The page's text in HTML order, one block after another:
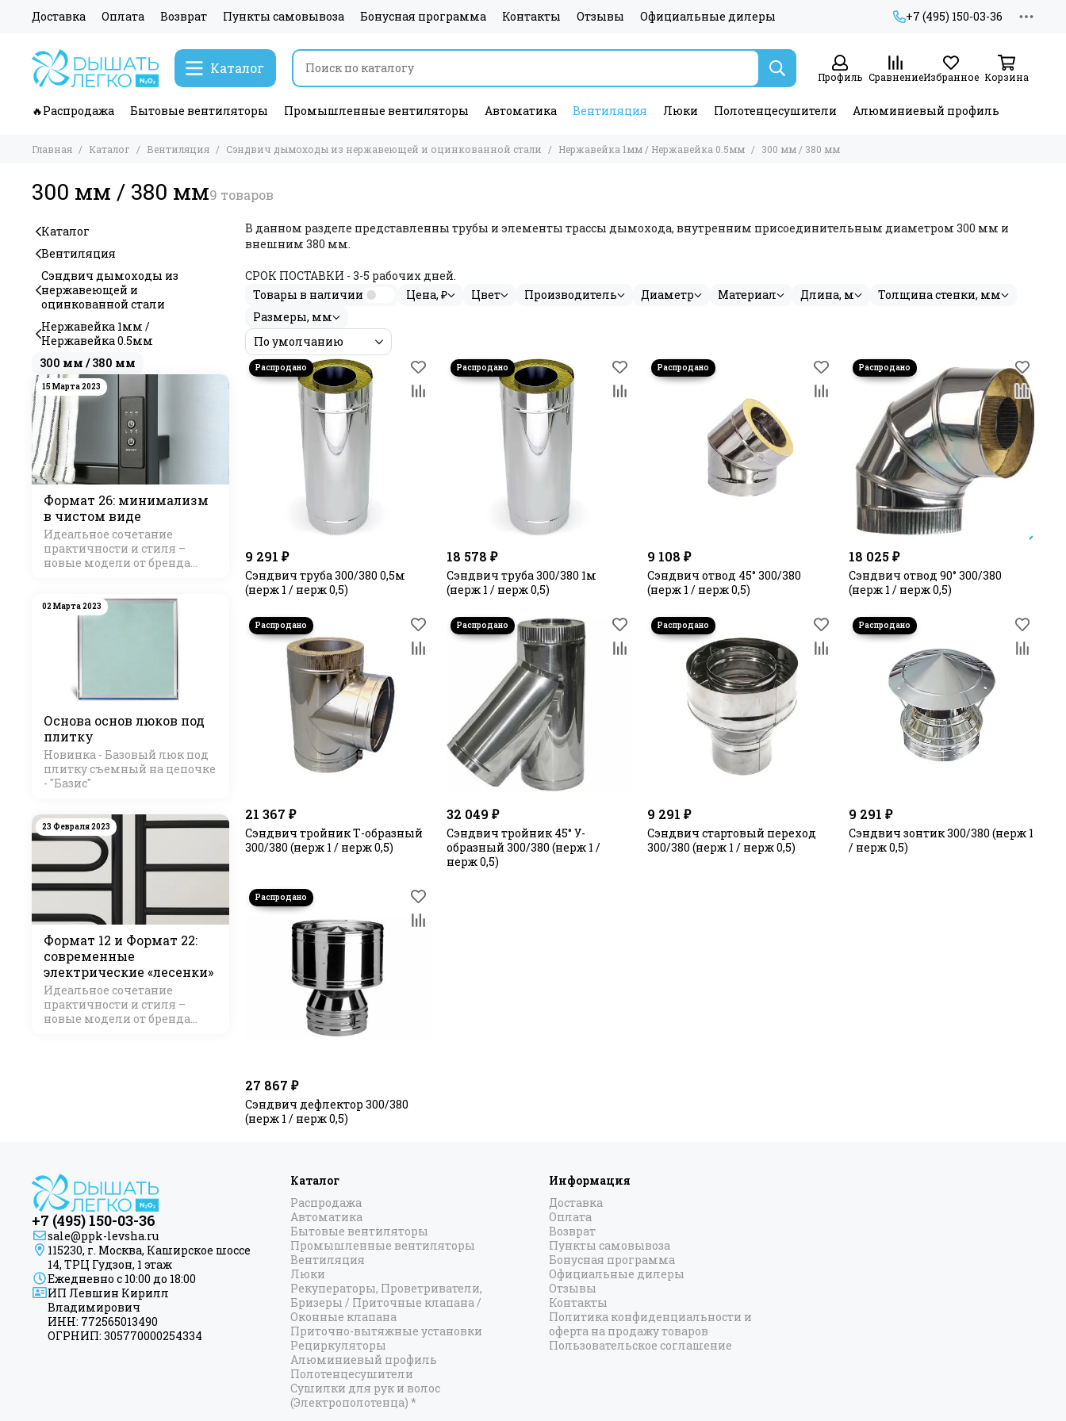
Доставка Оплата Возврат Пункты самовывоза Бонусная программа Контакты Отзывы Официальные дилеры +7 (495) 150-03-36
Каталог
Профиль СравнениеИзбранное Корзина
🔥Распродажа Бытовые вентиляторы Промышленные вентиляторы Автоматика Вентиляция Люки Полотенцесушители Алюминиевый профиль
Главная Каталог Вентиляция Сэндвич дымоходы из нержавеющей и оцинкованной стали Нержавейка 1мм / Нержавейка 0.5мм 300 мм / 380 мм
300 мм / 380 мм
В данном разделе представленны трубы и элементы трассы дымохода, внутренним присоединительным диаметром 300 мм и
внешним 380 мм.
СРОК ПОСТАВКИ - 3-5 рабочих дней.
Товары в наличии
Цена, ₽ Цвет Производитель Диаметр Материал Длина, м
Толщина стенки, мм
Размеры, мм
9 291 ₽
Сэндвич труба 300/380 0,5м
(нерж 1 / нерж 0,5)
18 578 ₽
Сэндвич труба 300/380 1м
(нерж 1 / нерж 0,5)
9 108 ₽
Сэндвич отвод 45° 300/380
(нерж 1 / нерж 0,5)
18 025 ₽
Сэндвич отвод 90° 300/380
(нерж 1 / нерж 0,5)
21 367 ₽
Сэндвич тройник Т-образный
300/380 (нерж 1 / нерж 0,5)
32 049 ₽
Сэндвич тройник 45° У-
образный 300/380 (нерж 1 /
нерж 0,5)
9 291 ₽
Сэндвич стартовый переход
300/380 (нерж 1 / нерж 0,5)
9 291 ₽
Сэндвич зонтик 300/380 (нерж 1
/ нерж 0,5)
27 867 ₽
Сэндвич дефлектор 300/380
(нерж 1 / нерж 0,5)
Каталог
Вентиляция
Сэндвич дымоходы из
нержавеющей и
оцинкованной стали
Нержавейка 1мм /
Нержавейка 0.5мм
300 мм / 380 мм
15 Марта 2023
Формат 26: минимализм
в чистом виде
Идеальное сочетание
практичности и стиля –
новые модели от бренда
02 Марта 2023
Основа основ люков под
плитку
Новинка - Базовый люк под
плитку съемный на цепочке
- "Базис"
23 Февраля 2023
Формат 12 и Формат 22:
современные
электрические «лесенки»
Идеальное сочетание
практичности и стиля –
новые модели от бренда
+7 (495) 150-03-36
sale@ppk-levsha.ru
115230, г. Москва, Каширское шоссе
14, ТРЦ Гудзон, 1 этаж
Ежедневно с 10:00 до 18:00
ИП Левшин Кирилл
Владимирович
ИНН: 772565013490
ОГРНИП: 305770000254334
Каталог
Распродажа
Автоматика
Бытовые вентиляторы
Промышленные вентиляторы
Вентиляция
Люки
Рекуператоры, Проветриватели,
Бризеры / Приточные клапана /
Оконные клапана
Приточно-вытяжные установки
Рециркуляторы
Алюминиевый профиль
Полотенцесушители
Сушилки для рук и волос
(Электрополотенца) *
Информация
Доставка
Оплата
Возврат
Пункты самовывоза
Бонусная программа
Официальные дилеры
Отзывы
Контакты
Политика конфиденциальности и
оферта на продажу товаров
Пользовательское соглашение